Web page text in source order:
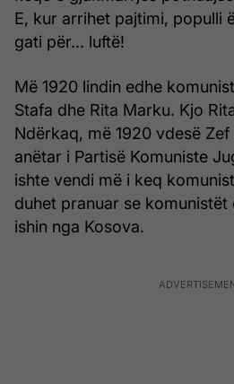
E, kur arrihet pajtimi, populli
gati për... luftë!
Më 1920 lindin edhe
Stafa dhe Rita Marku. Kjo
Ndërkaq, më 1920 vdesë
anëtar i Partisë Komuniste
ishte vendi më i keq
duhet pranuar se
ishin nga Kosova.